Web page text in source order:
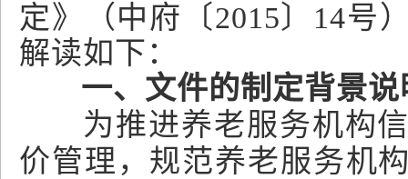
定》（中府〔2015〕14号
解读如下：
一、文件的制定背景说
为推进养老服务机构
价管理，规范养老服务机